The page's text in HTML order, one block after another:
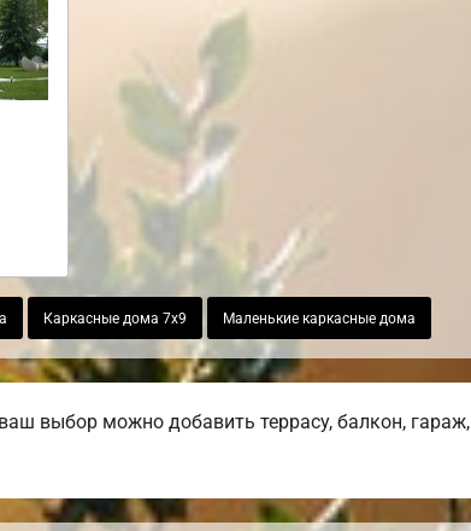
Каркасные дома 7х9 Маленькие каркасные дома
выбор можно добавить террасу, балкон, гараж,